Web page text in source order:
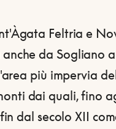
Feltria e
da Sogliano
più impervia
dai quali, fino
dal secolo XII